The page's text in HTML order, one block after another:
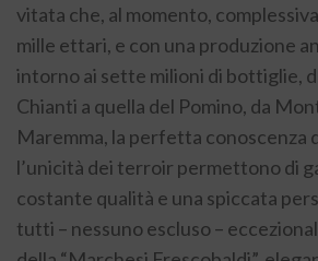
vitata che, al momento,
mille ettari, e con una produzione
intorno ai sette milioni di bottiglie,
Chianti a quella del Pomino, da
Maremma, la perfetta conoscenza
l’unicità dei terroir permettono di
costante qualità e una spiccata
tutti – nessuno escluso –